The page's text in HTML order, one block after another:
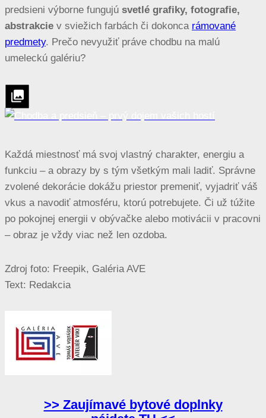
predsieni výborne fungujú svetlé grafiky, fotografie,
abstrakcie v sviežich farbách či dokonca rámované
predmety. Prečo nevyužiť práve chodbu na malú
umeleckú galériu?
Každá miestnosť má svoj vlastný charakter, energiu a
funkciu – a obrazy by s tým všetkým mali ladiť. Správne
zvolené dekorácie dokážu priestor premeniť, vyjadriť váš
vkus a navodiť atmosféru, ktorú potrebujete. Či už túžite
po pokojnej energii v obývačke alebo motivácii v pracovni
– obraz je vždy viac než len ozdoba.
Zdroj foto: Freepik, Galéria AVE
Text: Redakcia
>> Zaujímavé bytové doplnky